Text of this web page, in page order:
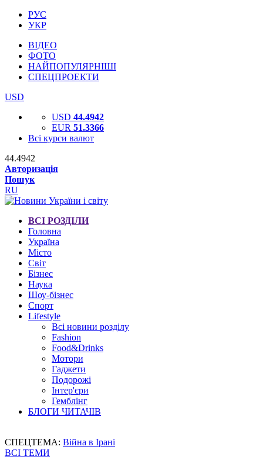
РУС
УКР
ВІДЕО
ФОТО
НАЙПОПУЛЯРНІШІ
СПЕЦПРОЕКТИ
USD
USD 44.4942
EUR 51.3366
Всі курси валют
44.4942
Авторизація
Пошук
RU
ВСІ РОЗДІЛИ
Головна
Україна
Місто
Світ
Бізнес
Наука
Шоу-бізнес
Спорт
Lifestyle
Всі новини розділу
Fashion
Food&Drinks
Мотори
Гаджети
Подорожі
Інтер'єри
Гемблінг
БЛОГИ ЧИТАЧІВ
СПЕЦТЕМА: Війна в Ірані
ВСІ ТЕМИ